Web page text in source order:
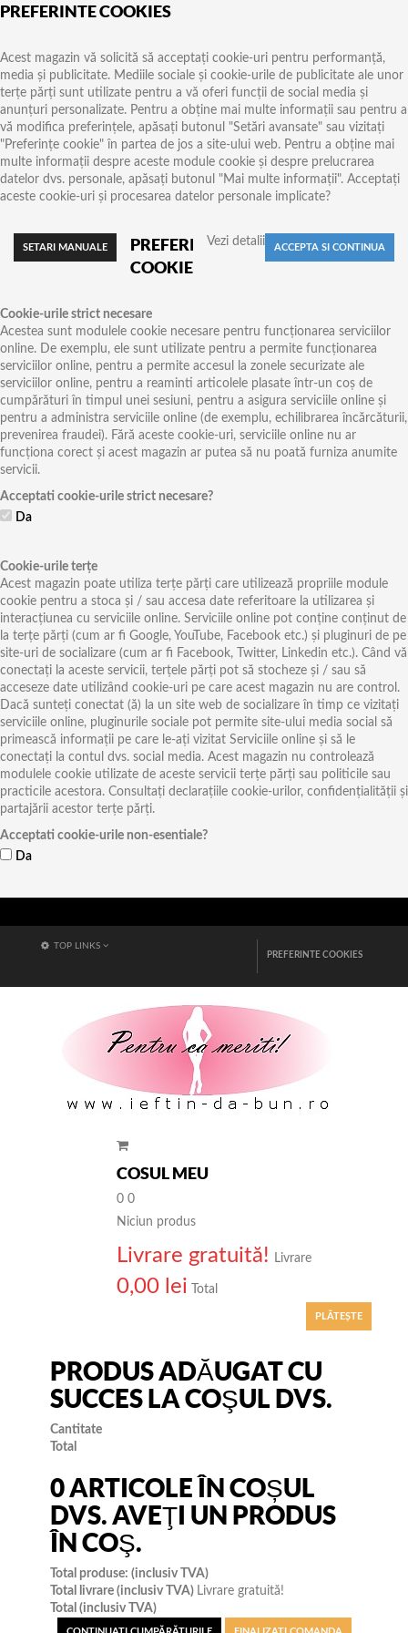
PREFERINTE COOKIES
Acest magazin vă solicită să acceptați cookie-uri pentru performanță,
media și publicitate. Mediile sociale și cookie-urile de publicitate ale unor
terțe părți sunt utilizate pentru a vă oferi funcții de social media și
anunțuri personalizate. Pentru a obține mai multe informații sau pentru a
vă modifica preferințele, apăsați butonul "Setări avansate" sau vizitați
"Preferințe cookie" în partea de jos a site-ului web. Pentru a obține mai
multe informații despre aceste module cookie și despre prelucrarea
datelor dvs. personale, apăsați butonul "Mai multe informații". Acceptați
aceste cookie-uri și procesarea datelor personale implicate?
Vezi detalii
PREFERINTE
COOKIES
Cookie-urile strict necesare
Acestea sunt modulele cookie necesare pentru funcționarea serviciilor
online. De exemplu, ele sunt utilizate pentru a permite funcționarea
serviciilor online, pentru a permite accesul la zonele securizate ale
serviciilor online, pentru a reaminti articolele plasate într-un coș de
cumpărături în timpul unei sesiuni, pentru a asigura serviciile online și
pentru a administra serviciile online (de exemplu, echilibrarea încărcăturii,
prevenirea fraudei). Fără aceste cookie-uri, serviciile online nu ar
funcționa corect și acest magazin ar putea să nu poată furniza anumite
servicii.
Acceptati cookie-urile strict necesare?
Da
Cookie-urile terțe
Acest magazin poate utiliza terțe părți care utilizează propriile module
cookie pentru a stoca și / sau accesa date referitoare la utilizarea și
interacțiunea cu serviciile online. Serviciile online pot conține conținut de
la terțe părți (cum ar fi Google, YouTube, Facebook etc.) și pluginuri de pe
site-uri de socializare (cum ar fi Facebook, Twitter, Linkedin etc.). Când vă
conectați la aceste servicii, terțele părți pot să stocheze și / sau să
acceseze date utilizând cookie-uri pe care acest magazin nu are control.
Dacă sunteți conectat (ă) la un site web de socializare în timp ce vizitați
serviciile online, pluginurile sociale pot permite site-ului media social să
primească informații pe care le-ați vizitat Serviciile online și să le
conectați la contul dvs. social media. Acest magazin nu controlează
modulele cookie utilizate de aceste servicii terțe părți sau politicile sau
practicile acestora. Consultați declarațiile cookie-urilor, confidențialității și
partajării acestor terțe părți.
Acceptati cookie-urile non-esentiale?
Da
TOP LINKS
PREFERINTE COOKIES
COSUL MEU
0 0
Niciun produs
Livrare gratuită! Livrare
0,00 lei Total
PLĂTEŞTE
PRODUS ADĂUGAT CU
SUCCES LA COŞUL DVS.
Cantitate
Total
0ARTICOLE ÎN COȘUL
DVS.AVEŢI UN PRODUS
ÎN COŞ.
Total produse: (inclusiv TVA)
Total livrare (inclusiv TVA) Livrare gratuită!
Total (inclusiv TVA)